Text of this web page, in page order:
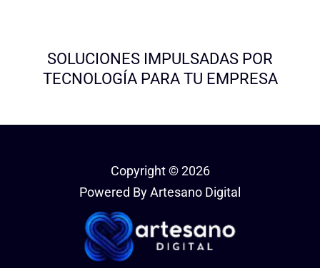
SOLUCIONES IMPULSADAS POR
TECNOLOGÍA PARA TU EMPRESA
Copyright © 2026
Powered By Artesano Digital